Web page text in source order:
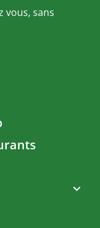
vous, sans